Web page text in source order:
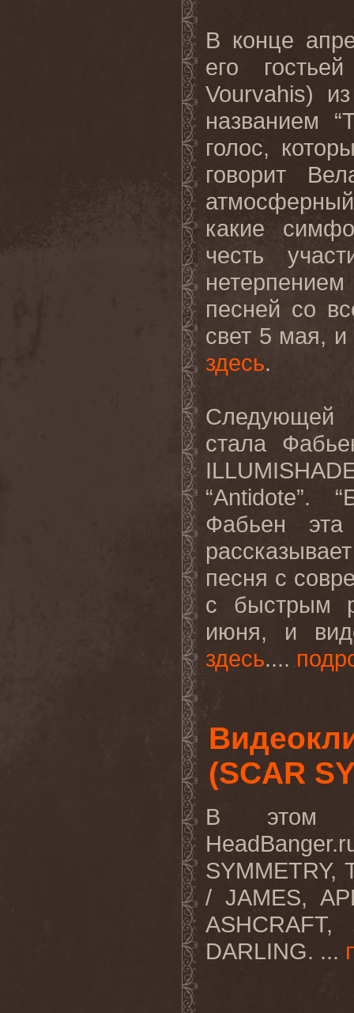
В конце
его
Vourvahis)
названием
голос,
говорит
какие
честь
песней со
свет 5 мая,
здесь.
Следующей
стала
“Antidote”.
Фабьен
песня с
с быстрым
июня, и
здесь....
(SCAR
В этом
SYMMETRY,
/ JAMES,
DARLING. ...